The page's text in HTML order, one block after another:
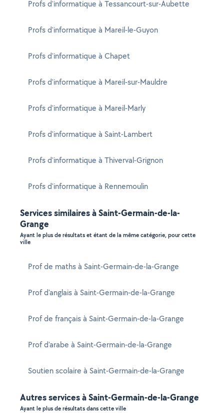
Profs d'informatique à Tessancourt-sur-Aubette
Profs d'informatique à Mareil-le-Guyon
Profs d'informatique à Chapet
Profs d'informatique à Mareil-sur-Mauldre
Profs d'informatique à Mareil-Marly
Profs d'informatique à Saint-Lambert
Profs d'informatique à Thiverval-Grignon
Profs d'informatique à Rennemoulin
Services similaires à Saint-Germain-de-la-
Grange
Ayant le plus de résultats et étant de la même catégorie, pour cette
ville
Prof de maths à Saint-Germain-de-la-Grange
Prof d'anglais à Saint-Germain-de-la-Grange
Prof de français à Saint-Germain-de-la-Grange
Prof d'arabe à Saint-Germain-de-la-Grange
Soutien scolaire à Saint-Germain-de-la-Grange
Autres services à Saint-Germain-de-la-Grange
Ayant le plus de résultats dans cette ville